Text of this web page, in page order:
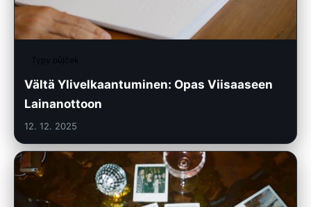
Typy půjček
Vältä Ylivelkaantuminen: Opas Viisaaseen
Lainanottoon
12. 12. 2025